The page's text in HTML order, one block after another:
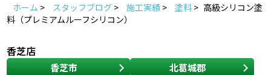
地域の事例がいっぱい
ヨネヤの施工実績
お客様の声
ホーム > スタッフブログ > 施工実績 > 塗料 > 高級シリコン塗
料（プレミアムルーフシリコン）
香芝店
香芝市
北葛城郡